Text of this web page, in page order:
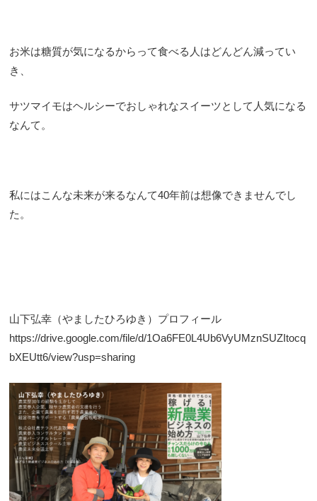
お米は糖質が気になるからって食べる人はどんどん減ってい
き、
サツマイモはヘルシーでおしゃれなスイーツとして人気になる
なんて。
私にはこんな未来が来るなんて40年前は想像できませんでし
た。
山下弘幸（やましたひろゆき）プロフィール
https://drive.google.com/file/d/1Oa6FE0L4Ub6VyUMznSUZItocq
bXEUtt6/view?usp=sharing